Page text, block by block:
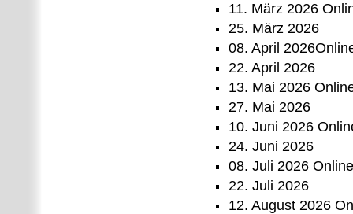
11. März 2026
25. März 2026
08. April
22. April 2026
13. Mai 2026
27. Mai 2026
10. Juni 2026
24. Juni 2026
08. Juli 2026 Online
22. Juli 2026
12. August 2026